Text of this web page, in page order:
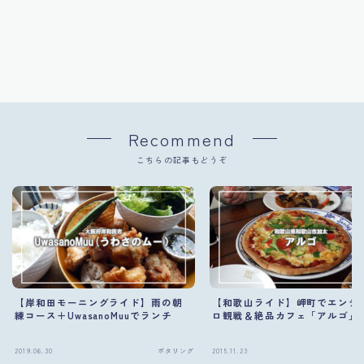
Recommend
こちらの記事もどうぞ
【岸和田モーニングライド】雨の朝
練コース＋UwasanoMuuでランチ
2019.06.30 ポタリング
【和歌山ライド】岬町でエンデ
ロ観戦＆絶品カフェ「アルゴ」
2015.11.23